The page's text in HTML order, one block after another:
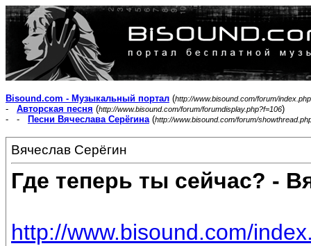
Bisound.com - Музыкальный портал (http://www.bisound.com/forum/index.php
- Авторская песня (http://www.bisound.com/forum/forumdisplay.php?f=106)
- -
Песни Вячеслава Серёгина(http://www.bisound.com/forum/
Вячеслав Серёгин
Где теперь ты сейчас? -
http://www.bisound.com/